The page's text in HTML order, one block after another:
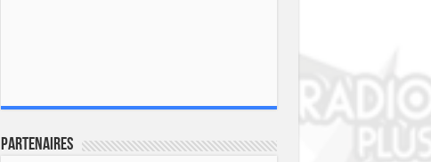
Partenaires